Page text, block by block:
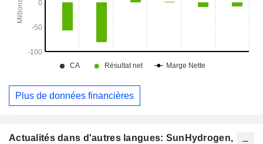
Actualités dans d'autres langues: SunHydrogen,
commerce.
Plus de données financières